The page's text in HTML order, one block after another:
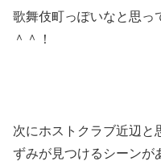
歌舞伎町っぽいなと思っ
＾＾！
次にホストクラブ近辺と
ずみが見つけるシーンが